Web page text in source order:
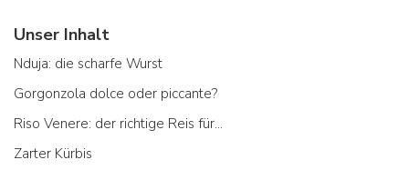
Unser Inhalt
Nduja: die scharfe Wurst
Gorgonzola dolce oder piccante?
Riso Venere: der richtige Reis für...
Zarter Kürbis